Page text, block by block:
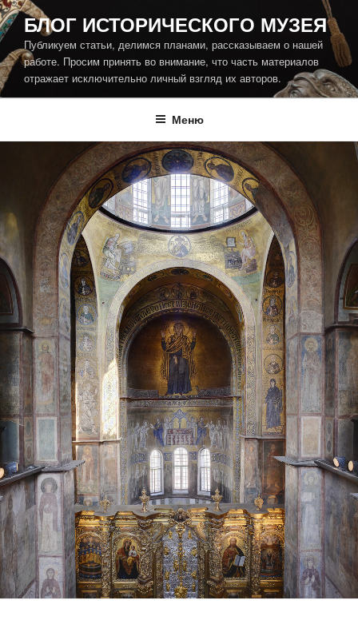
Перейти
к
содержимому
БЛОГ ИСТОРИЧЕСКОГО МУЗЕЯ
Публикуем статьи, делимся планами, рассказываем о нашей
работе. Просим принять во внимание, что часть материалов
отражает исключительно личный взгляд их авторов.
Меню